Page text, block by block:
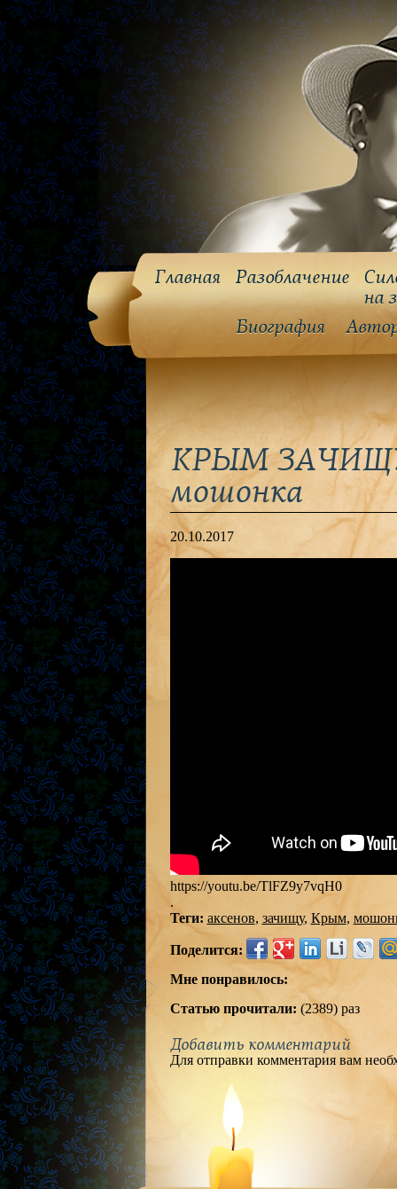
Главная Разоблачение
на
Биография
КРЫМ
мошонка
20.10.2017
https://youtu.be/TlFZ9y7vqH0
.
Теги: аксенов, зачищу, Крым,
Поделится:
Мне понравилось:
Статью прочитали: (2389) раз
Добавить комментарий
Для отправки комментария вам